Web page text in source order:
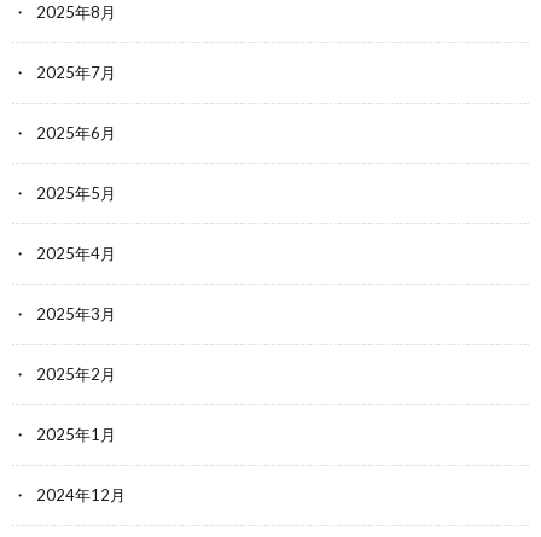
2025年8月
2025年7月
2025年6月
2025年5月
2025年4月
2025年3月
2025年2月
2025年1月
2024年12月